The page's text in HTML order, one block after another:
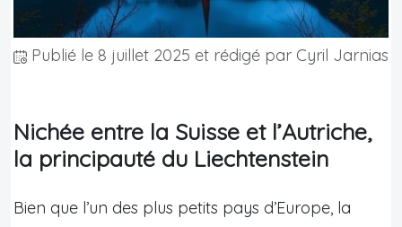
Publié le 8 juillet 2025 et rédigé par Cyril Jarnias
Nichée entre la Suisse et l’Autriche,
la principauté du Liechtenstein
Bien que l’un des plus petits pays d’Europe, la